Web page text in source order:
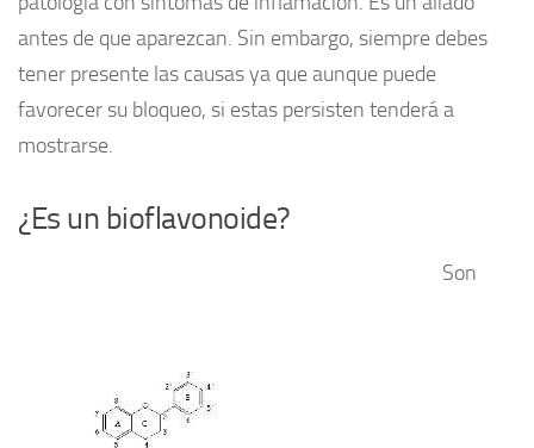
antes de que aparezcan. Sin embargo, siempre debes
tener presente las causas ya que aunque puede
favorecer su bloqueo, si estas persisten tenderá a
mostrarse.
¿Es un bioflavonoide?
Son